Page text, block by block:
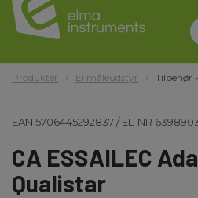
Produkter El måleudstyr Tilbehør
EAN 5706445292837/EL-NR
CA ESSAILEC
Qualistar